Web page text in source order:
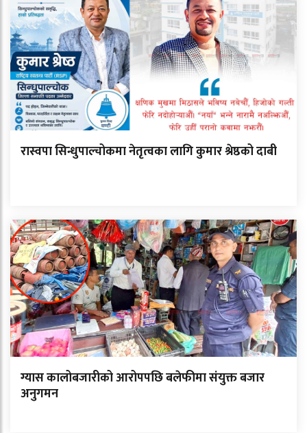
रास्वपा सिन्धुपाल्चोकमा नेतृत्वका लागि कुमार श्रेष्ठको दाबी
ग्यास कालोबजारीको आरोपपछि बलेफीमा संयुक्त बजार
अनुगमन